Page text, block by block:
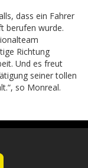
dass ein Fahrer
berufen wurde.
Richtung
Und es freut
seiner tollen
so Monreal.